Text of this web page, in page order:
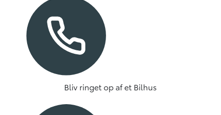
Bliv ringet op af et Bilhus